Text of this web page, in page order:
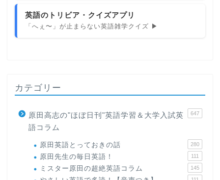
英語のトリビア・クイズアプリ
「へぇ〜」が止まらない英語雑学クイズ ▶
カテゴリー
原田高志の"ほぼ日刊"英語学習＆大学入試英
語コラム
647
原田英語とっておきの話 280
原田先生の毎日英語！ 111
ミスター原田の超絶英語コラム 145